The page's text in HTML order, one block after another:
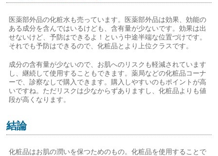
医薬部外品の化粧水も売っています。医薬部外品は効果、効能の
ある成分を含んではいるけども、含有量が少ないです。効果は出
せないけど、予防はできるよ！という中途半端な位置づけです。
それでも予防はできるので、化粧品とより上位クラスです。
成分の含有量が少ないので、お肌へのリスクも軽減されています
し、継続して使用することもできます。薬局などの化粧品コーナ
ーで、診察なしで購入できます。購入しやすいのもポイントが高
いですね。ただリスクは少なからずありますし、化粧品よりも値
段が高くなります。
結論
化粧品はお肌の潤いを保つためのもの。化粧品を使用することで